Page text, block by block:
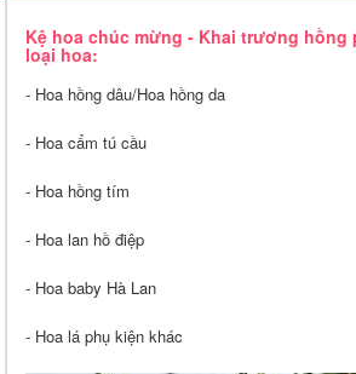
Kệ hoa chúc mừng - Khai trương hồng
loại hoa:
- Hoa hồng dâu/Hoa hồng da
- Hoa cẩm tú cầu
- Hoa hồng tím
- Hoa lan hồ điệp
- Hoa baby Hà Lan
- Hoa lá phụ kiện khác